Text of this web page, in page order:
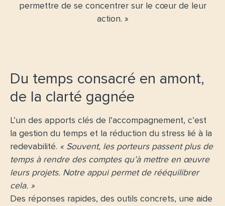
permettre de se concentrer sur le cœur de leur
action. »
Du temps consacré en amont,
de la clarté gagnée
L’un des apports clés de l’accompagnement, c’est
la gestion du temps et la réduction du stress lié à la
redevabilité. « Souvent, les porteurs passent plus de
temps à rendre des comptes qu’à mettre en œuvre
leurs projets. Notre appui permet de rééquilibrer
cela. »
Des réponses rapides, des outils concrets, une aide